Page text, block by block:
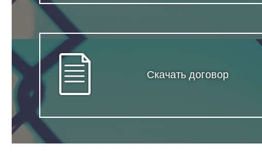
Скачать договор